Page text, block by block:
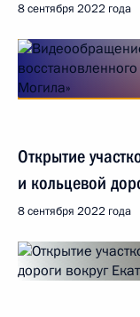
8 сентября 2022 года
Открытие
и кольцевой
8 сентября 2022 года